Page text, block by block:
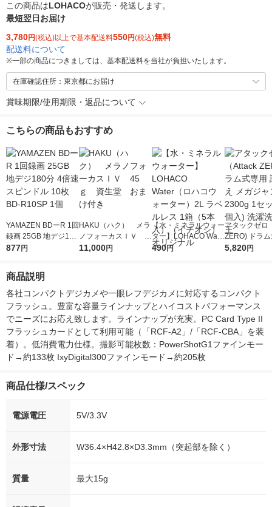
この商品はLOHACOが販売・発送します。
最短翌日お届け
3,780円(税込)以上で基本配送料550円(税込)無料
配送料について
※一部の商品につきましては、基本配送料を当社が負担いたします。
在庫確認住所：東京都にお届け
賞味期限/使用期限・返品について
こちらの商品もおすすめ
YAMAZEN BDーR 1回
録画 25GB 地デジ180
分 4倍速 スピンドル 1
877円
HAKU（ハク） メラ
ノフォーカスＩＶ 4
5ｇ 資生堂 おまけ
11,000円
【水・ミネラルウォー
ター】LOHACO Wate
r（ロハコウォータ
490円
アタックゼロ
ZERO) ドラ
詰め替え メガ
5,820円
商品説明
各社コンパクトデジカメや一眼レフデジカメに対応するコンパクト
フラッシュ。豊富な容量ラインナップとハイコストパフォーマンス
でニーズにお応え致します。ラインナップが充実。PC Card Type II
フラッシュカードとして利用可能（「RCF-A2」/「RCF-CBA」を装
着）。低消費電力仕様。撮影可能枚数：PowerShotG1ファインモー
ド→約133枚 IxyDigital300ファインモード→約205枚
商品仕様/スペック
電源電圧 5V/3.3V
外形寸法 W36.4×H42.8×D3.3mm（突起部を除く）
質量 最大15g